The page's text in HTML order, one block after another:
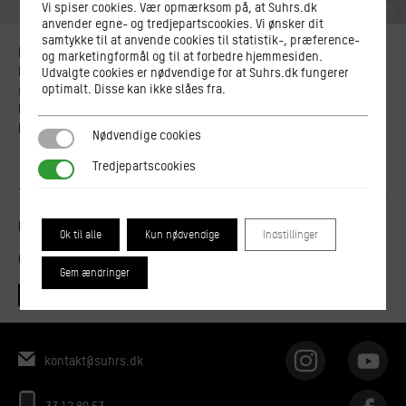
En snak med Helene Plett Forchhammer om hendes nye
kogebog, hendes madinteresse og vej til, hvor hun er
idag. Suhrs elever byder på en smuk og gennemført
langbordsmiddag fra bogen og som prikken over i’et, har vi
Helene med til bords.
Tid og sted:
27. november kl. 18, Pustervig 8, 1126 København K.
Pris:
110 kr. excl. billetgebyr. Billetten købes på forhånd.
Obs. Arrangementet er primært for Suhrs-elever.
kontakt@suhrs.dk
Vi spiser cookies. Vær opmærksom på, at Suhrs.dk
anvender egne- og tredjepartscookies. Vi ønsker dit
samtykke til at anvende cookies til statistik-, præference-
og marketingformål og til at forbedre hjemmesiden.
Udvalgte cookies er nødvendige for at Suhrs.dk fungerer
optimalt. Disse kan ikke slåes fra.
Nødvendige cookies
Nødvendige cookies
Tredjepartscookies
Tredjepartscookies
Ok til alle Kun nødvendige Indstillinger
Gem ændringer